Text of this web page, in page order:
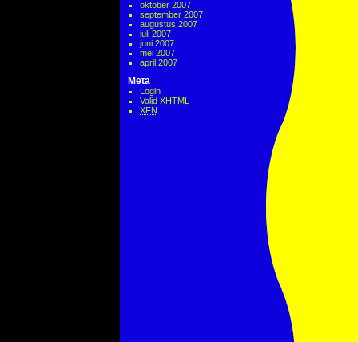
oktober 2007
september 2007
augustus 2007
juli 2007
juni 2007
mei 2007
april 2007
Meta
Login
Valid XHTML
XFN